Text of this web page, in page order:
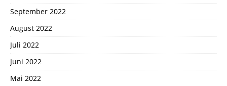
September 2022
August 2022
Juli 2022
Juni 2022
Mai 2022